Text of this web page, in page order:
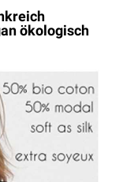
ökologisch